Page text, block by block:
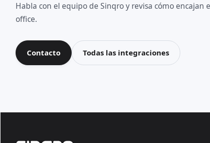
Habla con el equipo de Sinqro y revisa cómo encajan
office.
Contacto Todas las integraciones